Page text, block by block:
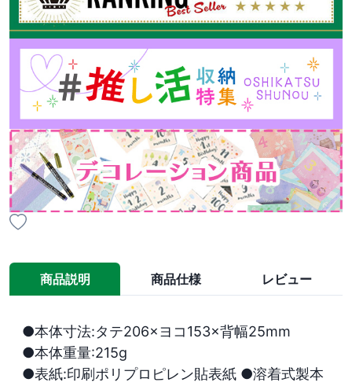
商品説明 商品仕様 レビュー
●本体寸法:タテ206×ヨコ153×背幅25mm
●本体重量:215g
●表紙:印刷ポリプロピレン貼表紙 ●溶着式製本